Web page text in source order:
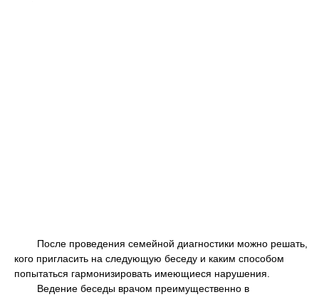
После проведения семейной диагностики можно решать,
кого пригласить на следующую беседу и каким способом
попытаться гармонизировать имеющиеся нарушения.
Ведение беседы врачом преимущественно в